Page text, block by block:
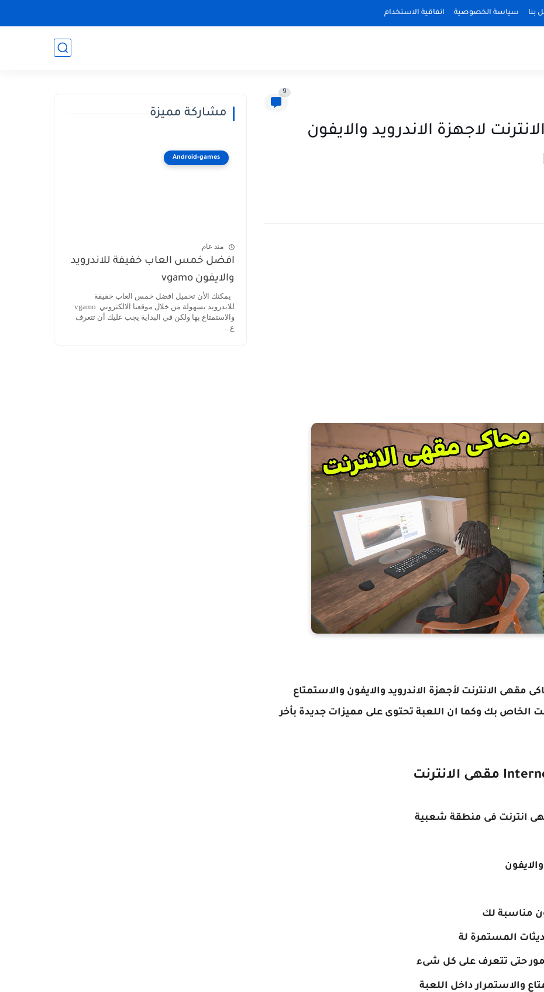
بنا سياسة الخصوصية اتفاقية الاستخدام
9
لاجهزة الاندرويد والايفون
مقهى الانترنت لأجهزة الاندرويد والايفون والاستمتاع
الخاص بك وكما ان اللعبة تحتوى على مميزات جديدة بأخر
انترنت فى منطقة شعبية
مناسبة لك
المستمرة لة
حتى تتعرف على كل شىء
والاستمرار داخل اللعبة
مشاركة مميزة
Android-games
منذ عام
افضل خمس العاب خفيفة للاندرويد
والايفون vgamo
يمكنك الأن تحميل افضل خمس العاب خفيفة
للاندرويد بسهولة من خلال موقعنا الالكتروني vgamo
والاستمتاع بها ولكن في البداية يجب عليك أن تتعرف
ع...